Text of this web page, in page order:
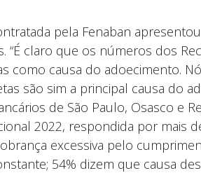
pela Fenaban
“É claro que os números dos
como causa do adoecimento.
são sim a principal causa do
de São Paulo, Osasco e
2022, respondida por mais
excessiva pelo
54% dizem que causa